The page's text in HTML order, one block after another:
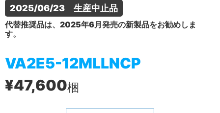
2025/06/23　生産中止品
代替推奨品は、2025年6月発売の新製品をお勧めしま
す。
VA2E5-12MLLNCP
¥47,600梱